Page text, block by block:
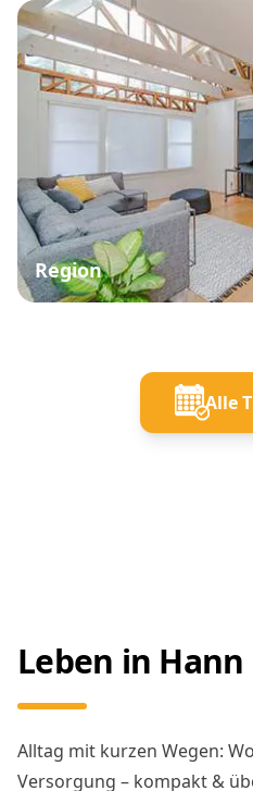
Region
Alle
Leben in
Alltag mit kurzen Wegen:
Versorgung – kompakt &